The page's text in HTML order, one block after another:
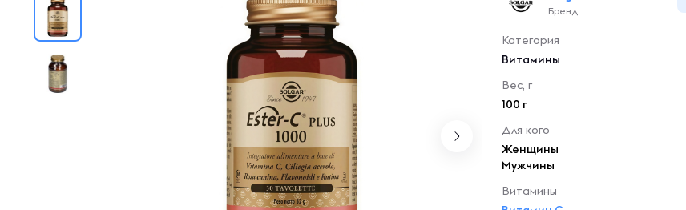
Бренд
Категория
Витамины
Вес, г
100 г
Для кого
Женщины
Мужчины
Витамины